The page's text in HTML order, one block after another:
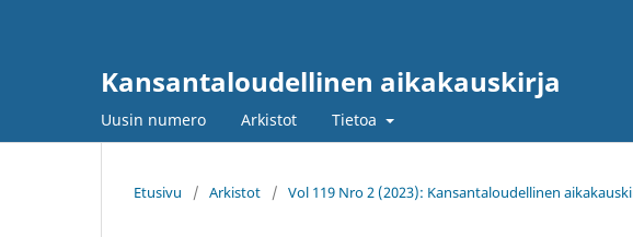
Kansantaloudellinen aikakauskirja
Uusin numero Arkistot Tietoa
Etusivu / Arkistot / Vol 119 Nro 2 (2023): Kansantaloudellinen